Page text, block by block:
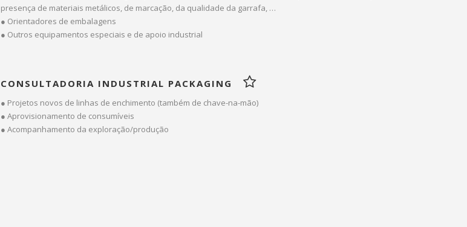
presença de materiais metálicos, de marcação, da qualidade da garrafa, …
● Orientadores de embalagens
● Outros equipamentos especiais e de apoio industrial
CONSULTADORIA INDUSTRIAL PACKAGING
● Projetos novos de linhas de enchimento (também de chave-na-mão)
● Aprovisionamento de consumíveis
● Acompanhamento da exploração/produção